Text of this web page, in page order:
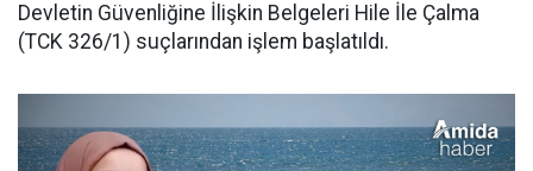
Devletin Güvenliğine İlişkin Belgeleri Hile İle Çalma
(TCK 326/1) suçlarından işlem başlatıldı.